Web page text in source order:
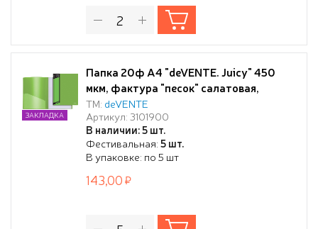
Папка 20ф А4 "deVENTE. Juicy" 450
мкм, фактура "песок" салатовая,
вкладыши 30 мкм, внешний карман со
сменной этикеткой, внутренний карман
ТМ: deVENTE
Артикул: 3101900
В наличии: 5 шт.
Фестивальная:5 шт.
В упаковке: по 5 шт
ЗАКЛАДКА
143,00